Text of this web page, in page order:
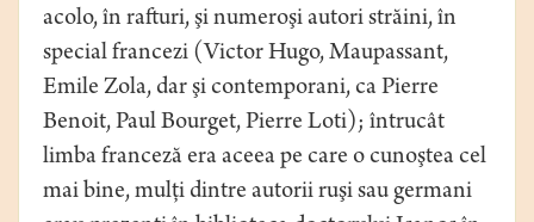
acolo, în rafturi, şi numeroşi autori străini, în
special francezi (Victor Hugo, Maupassant,
Emile Zola, dar şi contemporani, ca Pierre
Benoit, Paul Bourget, Pierre Loti); întrucât
limba franceză era aceea pe care o cunoştea cel
mai bine, mulţi dintre autorii ruşi sau germani